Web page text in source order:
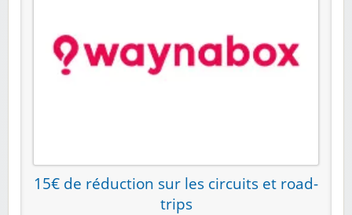
15€ de réduction sur les circuits et road-
trips